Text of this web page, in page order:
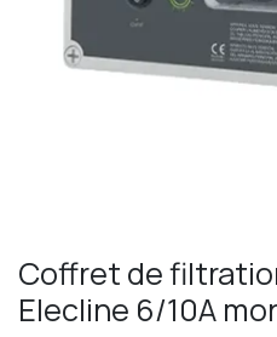
Coffret de
Elecline 6/10A